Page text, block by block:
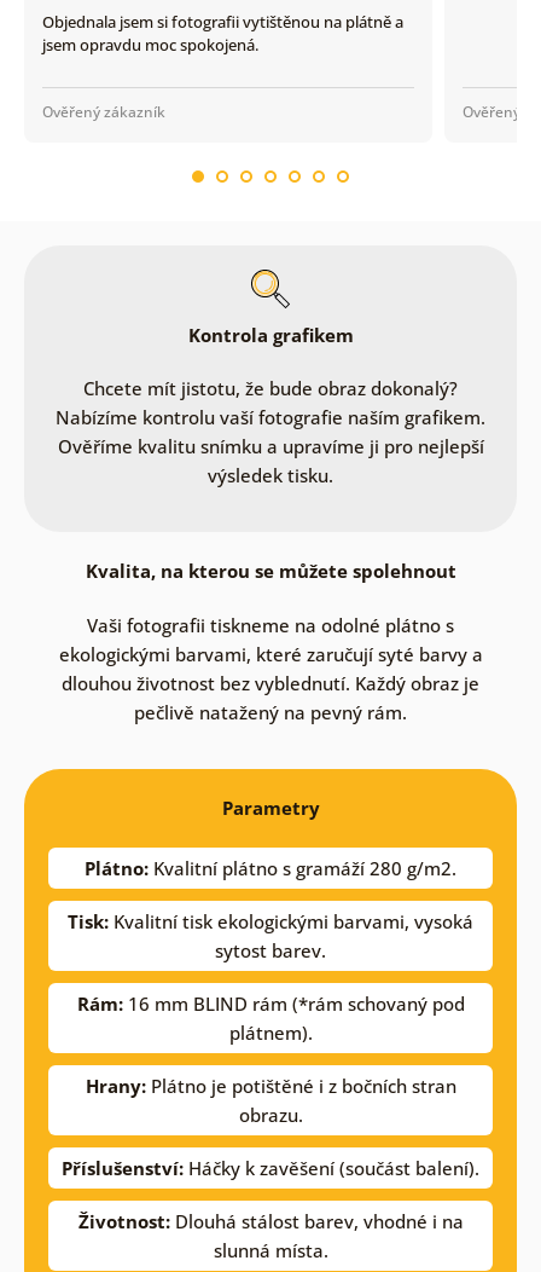
Objednala jsem si fotografii vytištěnou na plátně a
jsem opravdu moc spokojená.
Ověřený zákazník Ověřený
Kontrola grafikem
Chcete mít jistotu, že bude obraz dokonalý?
Nabízíme kontrolu vaší fotografie naším grafikem.
Ověříme kvalitu snímku a upravíme ji pro nejlepší
výsledek tisku.
Kvalita, na kterou se můžete spolehnout
Vaši fotografii tiskneme na odolné plátno s
ekologickými barvami, které zaručují syté barvy a
dlouhou životnost bez vyblednutí. Každý obraz je
pečlivě natažený na pevný rám.
Parametry
Plátno: Kvalitní plátno s gramáží 280 g/m2.
Tisk: Kvalitní tisk ekologickými barvami, vysoká
sytost barev.
Rám:16 mm BLIND rám (*rám schovaný pod
plátnem).
Hrany:Plátno je potištěné i z bočních stran
obrazu.
Příslušenství: Háčky k zavěšení (součást balení).
Životnost:Dlouhá stálost barev, vhodné i na
slunná místa.